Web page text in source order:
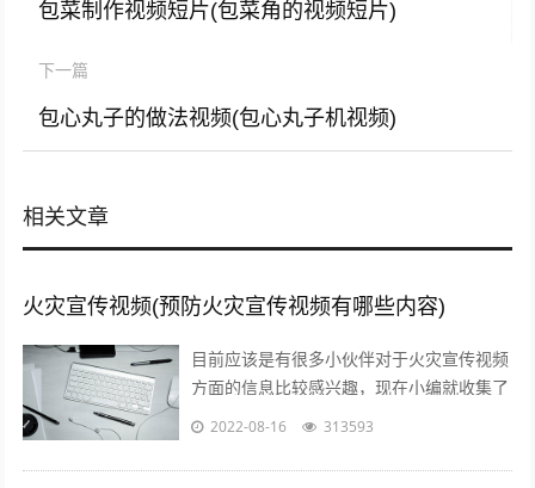
包菜制作视频短片(包菜角的视频短片)
下一篇
包心丸子的做法视频(包心丸子机视频)
相关文章
火灾宣传视频(预防火灾宣传视频有哪些内容)
目前应该是有很多小伙伴对于火灾宣传视频
方面的信息比较感兴趣，现在小编就收集了
一些与预防火灾宣传视频有哪些内容相关的
2022-08-16 313593